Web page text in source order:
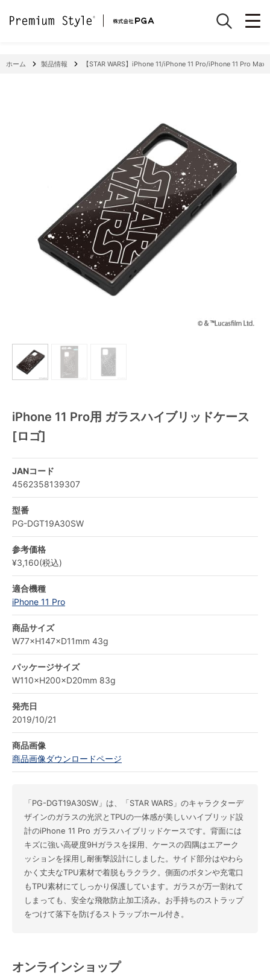
ホーム 製品情報 【STAR WARS】iPhone 11/iPhone 11 Pro/iPhone 11 Pro
iPhone 11 Pro用 ガラスハイブリッドケース
[ロゴ]
JANコード
4562358139307
型番
PG-DGT19A30SW
参考価格
¥3,160(税込)
適合機種
iPhone 11 Pro
商品サイズ
W77×H147×D11mm 43g
パッケージサイズ
W110×H200×D20mm 83g
発売日
2019/10/21
商品画像
商品画像ダウンロードページ
「PG-DGT19A30SW」は、「STAR WARS」のキャラクターデ
ザインのガラスの光沢とTPUの一体感が美しいハイブリッド設
計のiPhone 11 Pro ガラスハイブリッドケースです。背面には
キズに強い高硬度9Hガラスを採用、ケースの四隅はエアーク
ッションを採用し耐衝撃設計にしました。サイド部分はやわら
かく丈夫なTPU素材で着脱もラクラク。側面のボタンや充電口
もTPU素材にてしっかり保護しています。ガラスが万一割れて
しまっても、安全な飛散防止加工済み。お手持ちのストラップ
をつけて落下を防げるストラップホール付き。
オンラインショップ